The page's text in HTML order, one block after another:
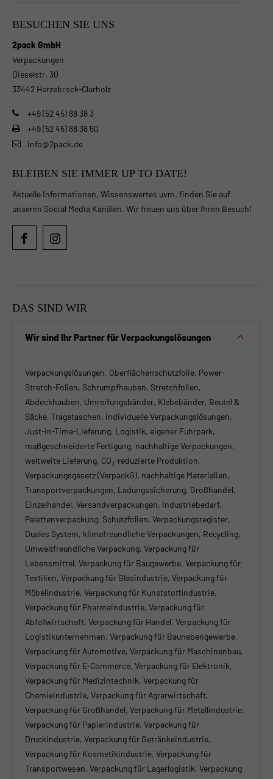
BESUCHEN SIE UNS
2pack GmbH
Verpackungen
Dieselstr. 30
33442 Herzebrock-Clarholz
+49 (52 45) 88 38 3
+49 (52 45) 88 38 50
info@2pack.de
BLEIBEN SIE IMMER UP TO DATE!
Aktuelle Informationen, Wissenswertes uvm. finden Sie auf
unseren Social Media Kanälen. Wir freuen uns über Ihren Besuch!
DAS SIND WIR
Wir sind Ihr Partner für Verpackungslösungen
Verpackungslösungen, Oberflächenschutzfolie, Power-
Stretch-Folien, Schrumpfhauben, Stretchfolien,
Abdeckhauben, Umreifungsbänder, Klebebänder, Beutel &
Säcke, Tragetaschen, individuelle Verpackungslösungen,
Just-in-Time-Lieferung, Logistik, eigener Fuhrpark,
maßgeschneiderte Fertigung, nachhaltige Verpackungen,
weltweite Lieferung, CO₂-reduzierte Produktion,
Verpackungsgesetz (VerpackG), nachhaltige Materialien,
Transportverpackungen, Ladungssicherung, Großhandel,
Einzelhandel, Versandverpackungen, Industriebedarf,
Palettenverpackung, Schutzfolien, Verpackungsregister,
Duales System, klimafreundliche Verpackungen, Recycling,
Umweltfreundliche Verpackung, Verpackung für
Lebensmittel, Verpackung für Baugewerbe, Verpackung für
Textilien, Verpackung für Glasindustrie, Verpackung für
Möbelindustrie, Verpackung für Kunststoffindustrie,
Verpackung für Pharmaindustrie, Verpackung für
Abfallwirtschaft, Verpackung für Handel, Verpackung für
Logistikunternehmen, Verpackung für Baunebengewerbe,
Verpackung für Automotive, Verpackung für Maschinenbau,
Verpackung für E-Commerce, Verpackung für Elektronik,
Verpackung für Medizintechnik, Verpackung für
Chemieindustrie, Verpackung für Agrarwirtschaft,
Verpackung für Großhandel, Verpackung für Metallindustrie,
Verpackung für Papierindustrie, Verpackung für
Druckindustrie, Verpackung für Getränkeindustrie,
Verpackung für Kosmetikindustrie, Verpackung für
Transportwesen, Verpackung für Lagerlogistik, Verpackung